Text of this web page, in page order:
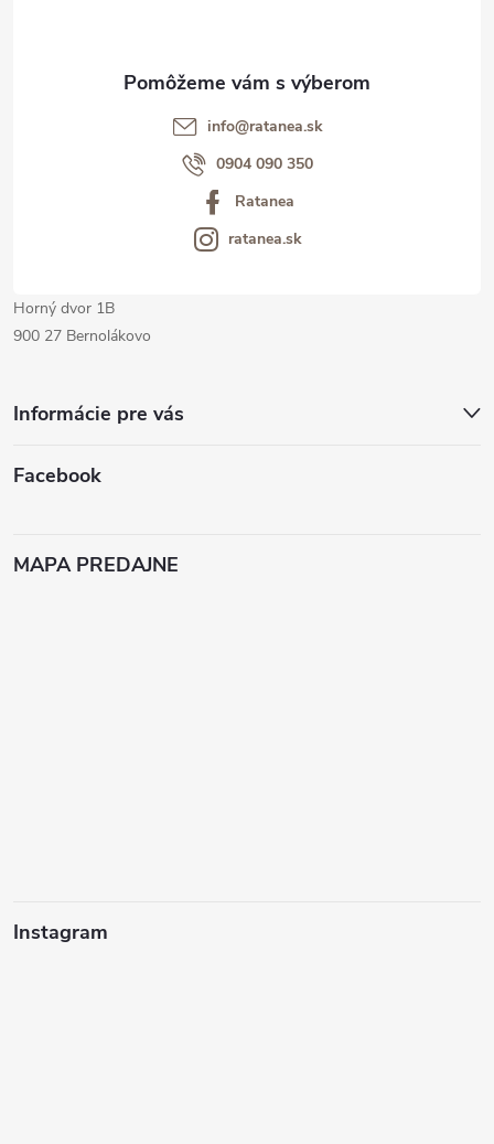
Informácie pre vás
Facebook
info@ratanea.sk
0904 090 350
Ratanea
ratanea.sk
Horný dvor 1B
900 27 Bernolákovo
MAPA PREDAJNE
Instagram